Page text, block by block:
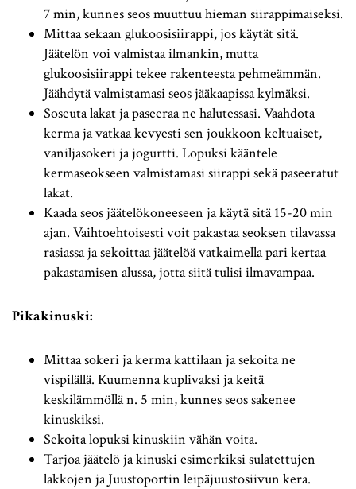
7 min, kunnes seos muuttuu hieman siirappimaiseksi.
Mittaa sekaan glukoosisiirappi, jos käytät sitä.
Jäätelön voi valmistaa ilmankin, mutta
glukoosisiirappi tekee rakenteesta pehmeämmän.
Jäähdytä valmistamasi seos jääkaapissa kylmäksi.
Soseuta lakat ja paseeraa ne halutessasi. Vaahdota
kerma ja vatkaa kevyesti sen joukkoon keltuaiset,
vaniljasokeri ja jogurtti. Lopuksi kääntele
kermaseokseen valmistamasi siirappi sekä paseeratut
lakat.
Kaada seos jäätelökoneeseen ja käytä sitä 15-20 min
ajan. Vaihtoehtoisesti voit pakastaa seoksen tilavassa
rasiassa ja sekoittaa jäätelöä vatkaimella pari kertaa
pakastamisen alussa, jotta siitä tulisi ilmavampaa.
Pikakinuski:
Mittaa sokeri ja kerma kattilaan ja sekoita ne
vispilällä. Kuumenna kuplivaksi ja keitä
keskilämmöllä n. 5 min, kunnes seos sakenee
kinuskiksi.
Sekoita lopuksi kinuskiin vähän voita.
Tarjoa jäätelö ja kinuski esimerkiksi sulatettujen
lakkojen ja Juustoportin leipäjuustosiivun kera.